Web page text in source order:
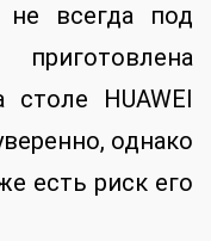
не всегда под
HUAWEI
однако
есть риск его